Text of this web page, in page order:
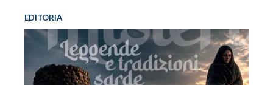
EDITORIA